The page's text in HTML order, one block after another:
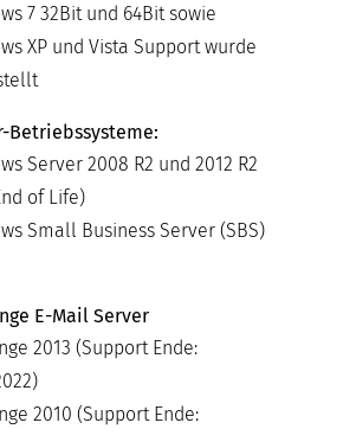
7 32Bit und 64Bit sowie
XP und Vista Support wurde
Betriebssysteme:
Server 2008 R2 und 2012 R2
of Life)
Small Business Server (SBS)
E-Mail Server
2013 (Support Ende:
2010 (Support Ende: